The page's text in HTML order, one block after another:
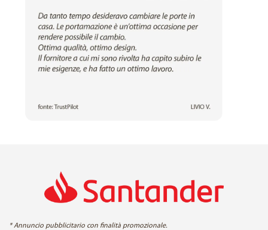
* Annuncio pubblicitario con finalità promozionale.